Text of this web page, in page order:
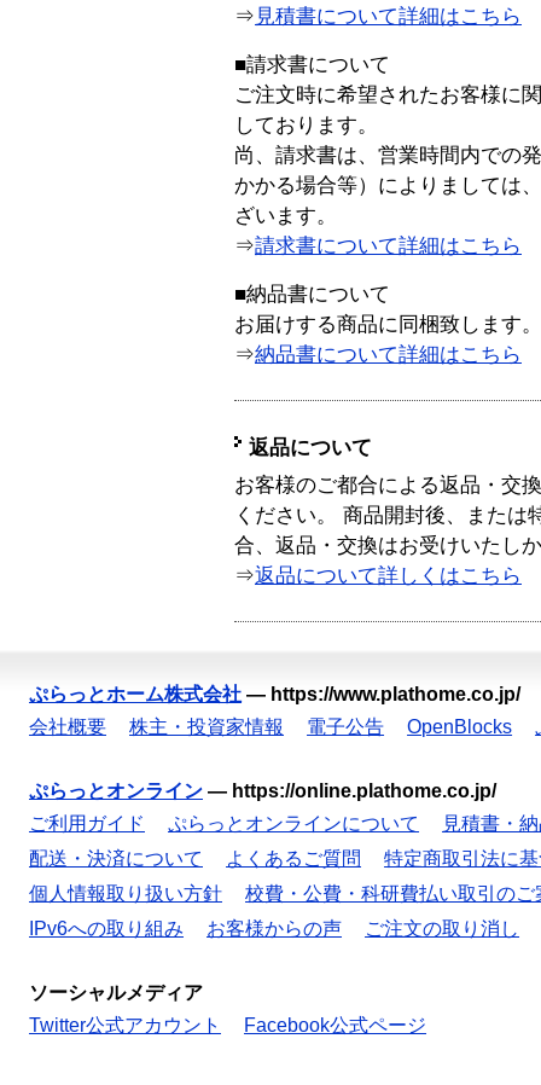
⇒ 見積書について詳細はこちら
■請求書について
ご注文時に希望されたお客様に
しております。
尚、請求書は、営業時間内での
かかる場合等）によりましては
ざいます。
⇒請求書について詳細はこちら
■納品書について
お届けする商品に同梱致します。
⇒納品書について詳細はこちら
返品について
お客様のご都合による返品・交
ください。 商品開封後、または
合、返品・交換はお受けいたし
⇒返品について詳しくはこちら
ぷらっとホーム株式会社 — https://www.plathome.co.jp/
会社概要
株主・投資家情報 電子公告 OpenBlocks
ぷらっとオンライン — https://online.plathome.co.jp/
ご利用ガイド
ぷらっとオンラインについて
見積書・
配送・決済について
よくあるご質問
特定商取引法に
個人情報取り扱い方針
校費・公費・科研費払い取引のご
IPv6への取り組み
お客様からの声 ご注文の取り消し
ソーシャルメディア
Twitter公式アカウント
Facebook公式ページ